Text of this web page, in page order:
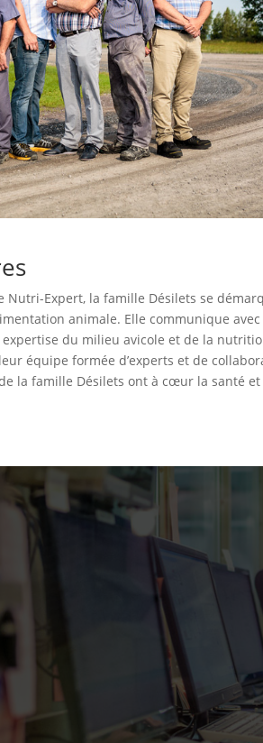
Expert, la famille Désilets se
animale. Elle communique
du milieu avicole et de la
équipe formée d’experts et de
la famille Désilets ont à cœur la santé et

Familiale
une grande famille.